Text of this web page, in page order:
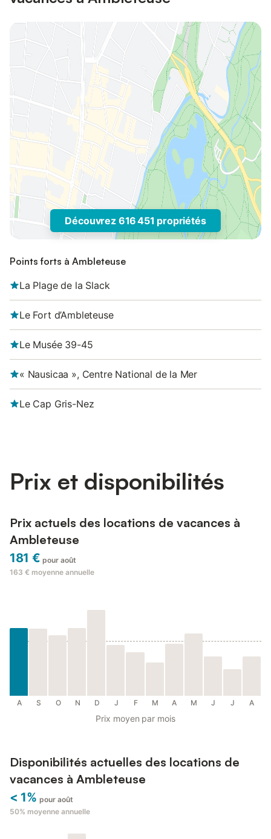
Découvrez 616 451 propriétés
Points forts à Ambleteuse
La Plage de la Slack
Le Fort d’Ambleteuse
Le Musée 39-45
« Nausicaa », Centre National de la Mer
Le Cap Gris-Nez
Prix et disponibilités
Prix actuels des locations de vacances à
Ambleteuse
181 € pour août
163 € moyenne annuelle
A S O N D J F M A M J J A
Prix moyen par mois
Disponibilités actuelles des locations de
vacances à Ambleteuse
< 1% pour août
50% moyenne annuelle